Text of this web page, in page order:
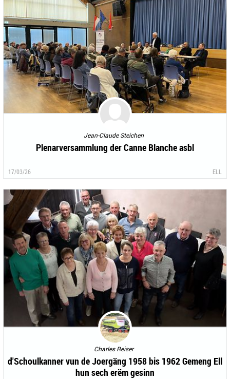
Jean-Claude Steichen
Plenarversammlung der Canne Blanche asbl
17/03/26 ELL
Charles Reiser
d'Schoulkanner vun de Joergäng 1958 bis 1962 Gemeng Ell
hun sech erëm gesinn